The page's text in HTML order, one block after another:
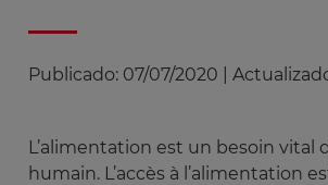
Publicado: 07/07/2020
L’alimentation est un besoin vital
humain. L’accès à l’alimentation